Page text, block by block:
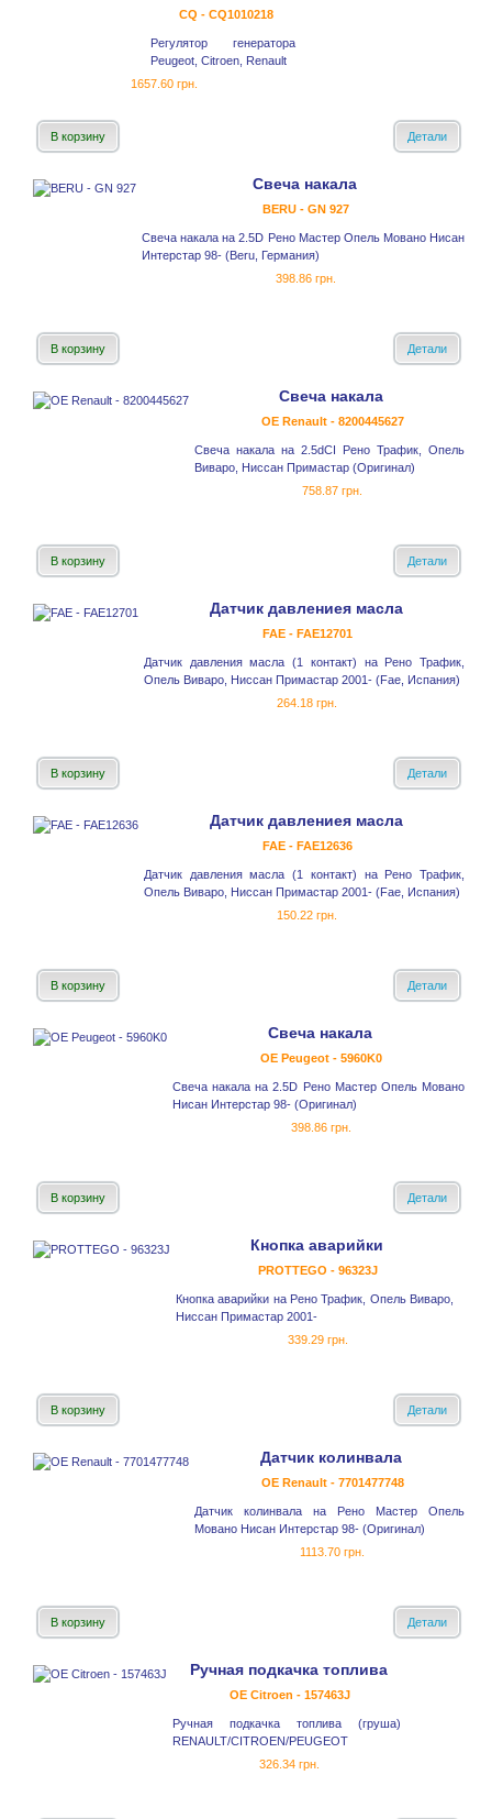
CQ - CQ1010218
Регулятор генератора
Peugeot, Citroen, Renault
1657.60 грн.
В корзину Детали
Свеча накала
BERU - GN 927
Свеча накала на 2.5D Рено Мастер Опель Мовано Нисан
Интерстар 98- (Beru, Германия)
398.86 грн.
В корзину Детали
Свеча накала
OE Renault - 8200445627
Свеча накала на 2.5dCI Рено Трафик, Опель
Виваро, Ниссан Примастар (Оригинал)
758.87 грн.
В корзину Детали
Датчик давлениея масла
FAE - FAE12701
Датчик давления масла (1 контакт) на Рено Трафик,
Опель Виваро, Ниссан Примастар 2001- (Fae, Испания)
264.18 грн.
В корзину Детали
Датчик давлениея масла
FAE - FAE12636
Датчик давления масла (1 контакт) на Рено Трафик,
Опель Виваро, Ниссан Примастар 2001- (Fae, Испания)
150.22 грн.
В корзину Детали
Свеча накала
OE Peugeot - 5960K0
Свеча накала на 2.5D Рено Мастер Опель Мовано
Нисан Интерстар 98- (Оригинал)
398.86 грн.
В корзину Детали
Кнопка аварийки
PROTTEGO - 96323J
Кнопка аварийки на Рено Трафик, Опель Виваро,
Ниссан Примастар 2001-
339.29 грн.
В корзину Детали
Датчик колинвала
OE Renault - 7701477748
Датчик колинвала на Рено Мастер Опель
Мовано Нисан Интерстар 98- (Оригинал)
1113.70 грн.
В корзину Детали
Ручная подкачка топлива
OE Citroen - 157463J
Ручная подкачка топлива (груша)
RENAULT/CITROEN/PEUGEOT
326.34 грн.